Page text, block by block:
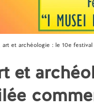
art et archéologie : le 10e
et